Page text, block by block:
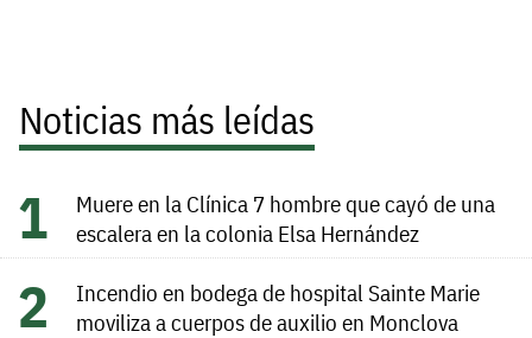
Noticias más leídas
Muere en la Clínica 7 hombre que cayó de una
escalera en la colonia Elsa Hernández
Incendio en bodega de hospital Sainte Marie
moviliza a cuerpos de auxilio en Monclova